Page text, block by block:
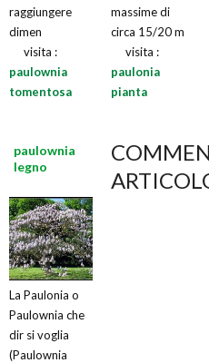
raggiungere
dimen
visita :
paulownia
tomentosa
massime di
circa 15/20 m
visita :
paulonia
pianta
paulownia
legno
La Paulonia o
Paulownia che
dir si voglia
(Paulownia